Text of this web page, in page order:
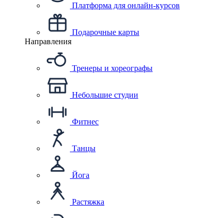
Платформа для онлайн-курсов
Подарочные карты
Направления
Тренеры и хореографы
Небольшие студии
Фитнес
Танцы
Йога
Растяжка